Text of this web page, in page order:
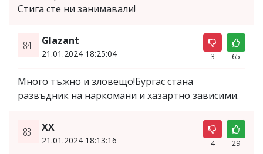
Стига сте ни занимавали!
84. Glazant
21.01.2024 18:25:04 3 65
Много тъжно и зловещо!Бургас стана
развъдник на наркомани и хазартно зависими.
83. XX
21.01.2024 18:13:16 4 29